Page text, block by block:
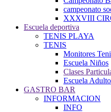
campeonato
XXXVIII
Escuela deportiva
TENIS PLAYA
TENIS
Monitores
Escuela Niños
Clases
Escuela
GASTRO BAR
INFORMACION
INFO